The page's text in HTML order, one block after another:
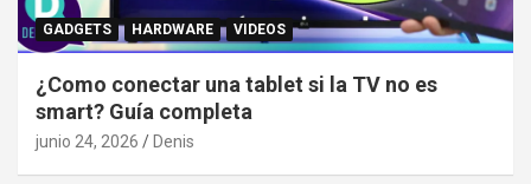
GADGETS HARDWARE VIDEOS
¿Como conectar una tablet si la TV no es
smart? Guía completa
junio 24, 2026 Denis